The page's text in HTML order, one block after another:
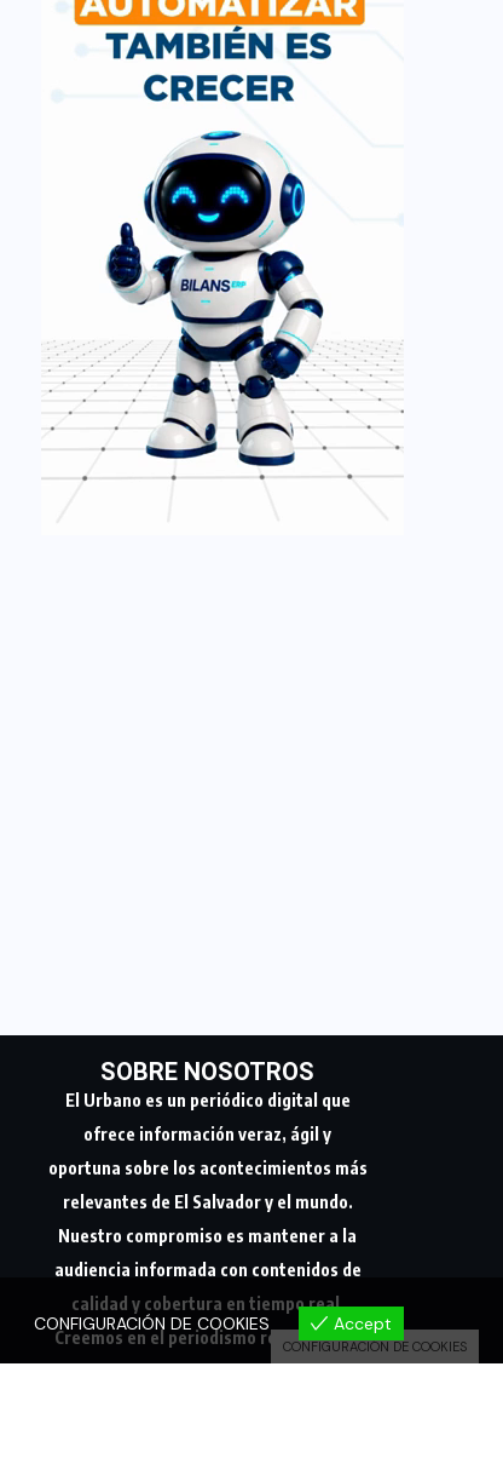
SOBRE NOSOTROS
El Urbano es un periódico digital que
ofrece información veraz, ágil y
oportuna sobre los acontecimientos más
relevantes de El Salvador y el mundo.
Nuestro compromiso es mantener a la
audiencia informada con contenidos de
calidad y cobertura en tiempo real.
Creemos en el periodismo responsable,
CONFIGURACIÓN DE COOKIES Accept
CONFIGURACIÓN DE COOKIES